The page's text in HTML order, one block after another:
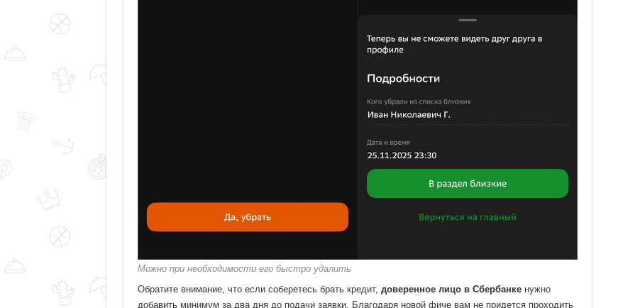
Можно при необходимости его быстро удалить
Обратите внимание, что если соберетесь брать кредит, доверенное лицо в Сбербанкенужно
добавить минимум за два дня до подачи заявки. Благодаря новой фиче вам не придется проходить